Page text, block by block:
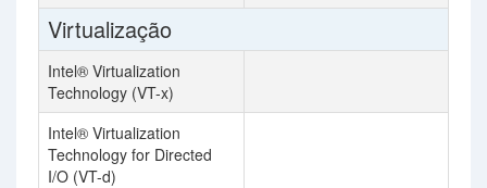
Virtualização
Intel® Virtualization
Technology (VT-x)
Intel® Virtualization
Technology for Directed
I/O (VT-d)